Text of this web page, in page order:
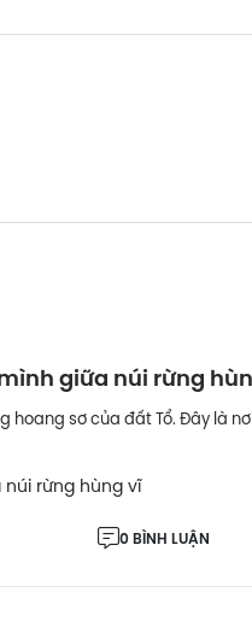
giữa núi rừng
hoang sơ của đất Tổ. Đây là
0 BÌNH LUẬN